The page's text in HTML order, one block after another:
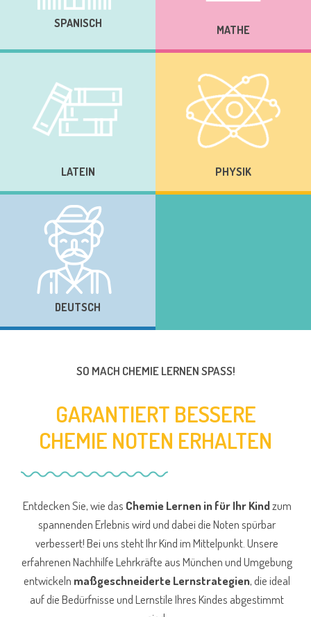
SPANISCH MATHE
LATEIN PHYSIK
DEUTSCH
SO MACH CHEMIE LERNEN SPASS!
GARANTIERT BESSERE
CHEMIE NOTEN ERHALTEN
Entdecken Sie, wie das Chemie Lernen in für Ihr Kindzum
spannenden Erlebnis wird und dabei die Noten spürbar
verbessert! Bei uns steht Ihr Kind im Mittelpunkt. Unsere
erfahrenen Nachhilfe Lehrkräfte aus München und Umgebung
entwickeln maßgeschneiderte Lernstrategien, die ideal
auf die Bedürfnisse und Lernstile Ihres Kindes abgestimmt